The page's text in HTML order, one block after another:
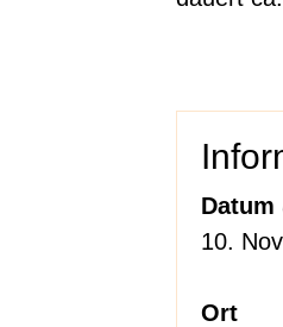
Datum
10.
Ort